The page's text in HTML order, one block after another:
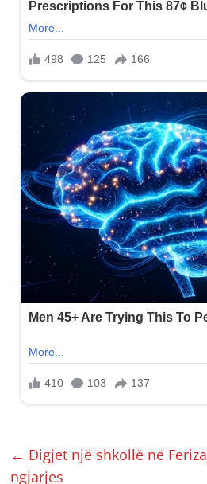
← Digjet një shkollë në
ngjarjes